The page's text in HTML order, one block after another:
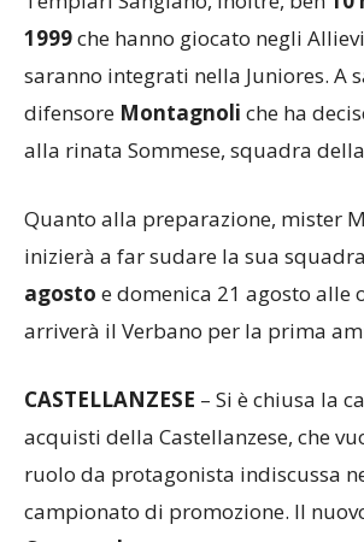
1999che hanno giocato negli Allievi
saranno integrati nella Juniores. A
difensoreMontagnoliche ha
alla rinata Sommese, squadra
inizierà a far sudare la sua
agosto e domenica 21 agosto alle
arriverà il Verbano per la prima
acquisti della Castellanzese, che
ruolo da protagonista indiscussa
campionato di promozione. Il
Canestraleha portato in